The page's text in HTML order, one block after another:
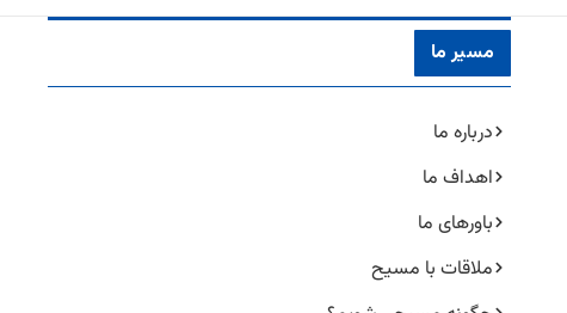
مسیر ما
درباره ما
اهداف ما
باورهای ما
ملاقات با مسیح